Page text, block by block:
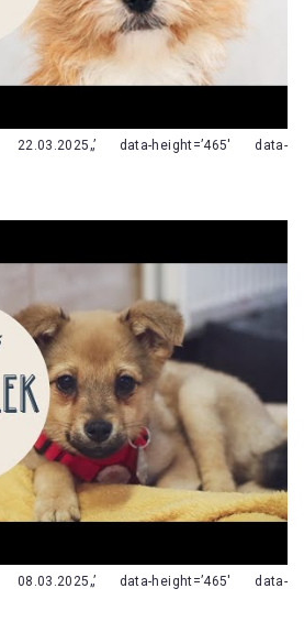
data-height=’465′ data-
data-height=’465′ data-